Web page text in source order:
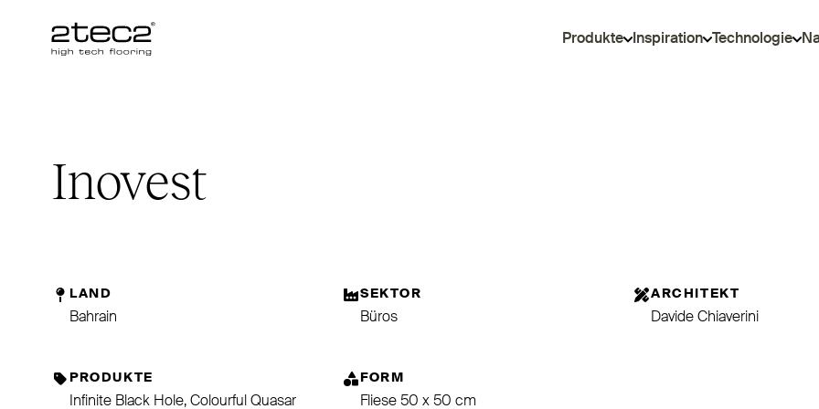
Primary Produkte Inspiration Technologie
Inovest
LAND
Bahrain
SEKTOR
Büros
ARCHITEKT
Davide Chiaverini
PRODUKTE
Infinite Black Hole, Colourful Quasar
FORM
Fliese 50 x 50 cm